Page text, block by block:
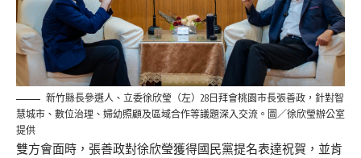
新竹縣長參選人、立委徐欣瑩（左）28日拜會桃園市長張善政，針對智
慧城市、數位治理、婦幼照顧及區域合作等議題深入交流。圖／徐欣瑩辦公室
提供
雙方會面時，張善政對徐欣瑩獲得國民黨提名表達祝賀，並肯